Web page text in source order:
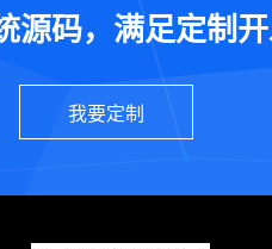
源码，满足定制
我要定制